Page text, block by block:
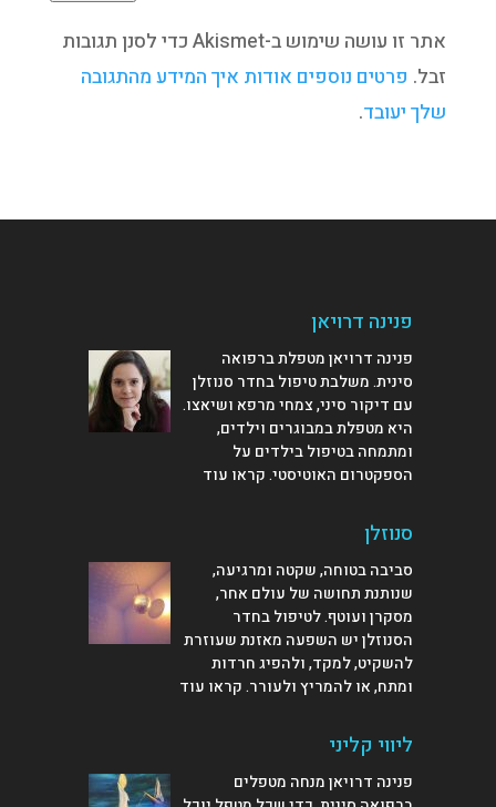
אתר זו עושה שימוש ב-Akismet כדי לסנן תגובות
זבל. פרטים נוספים אודות איך המידע מהתגובה
שלך יעובד.
פנינה דרויאן
פנינה דרויאן מטפלת ברפואה
סינית. משלבת טיפול בחדר סנוזלן
עם דיקור סיני, צמחי מרפא ושיאצו.
היא מטפלת במבוגרים וילדים,
ומתמחה בטיפול בילדים על
הספקטרום האוטיסטי.קראו עוד
סנוזלן
סביבה בטוחה, שקטה ומרגיעה,
שנותנת תחושה של עולם אחר,
מסקרן ועוטף. לטיפול בחדר
הסנוזלן יש השפעה מאזנת שעוזרת
להשקיט, למקד, ולהפיג חרדות
ומתח, או להמריץ ולעורר.קראו עוד
ליווי קליני
פנינה דרויאן מנחה מטפלים